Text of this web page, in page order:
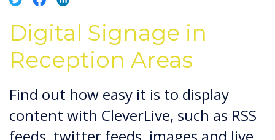
Digital Signage in
Reception Areas
Find out how easy it is to display
content with CleverLive, such as RSS